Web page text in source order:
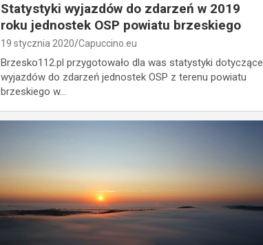
Statystyki wyjazdów do zdarzeń w 2019
roku jednostek OSP powiatu brzeskiego
19 stycznia 2020 Capuccino.eu
Brzesko112.pl przygotowało dla was statystyki dotyczące
wyjazdów do zdarzeń jednostek OSP z terenu powiatu
brzeskiego w…